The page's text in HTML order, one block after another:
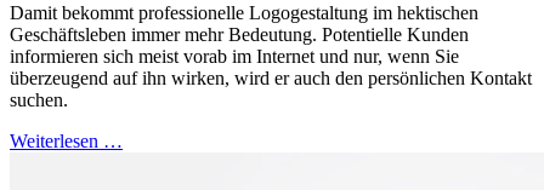
Damit bekommt professionelle Logogestaltung im hektischen
Geschäftsleben immer mehr Bedeutung. Potentielle Kunden
informieren sich meist vorab im Internet und nur, wenn Sie
überzeugend auf ihn wirken, wird er auch den persönlichen Kontakt
suchen.
Weiterlesen …